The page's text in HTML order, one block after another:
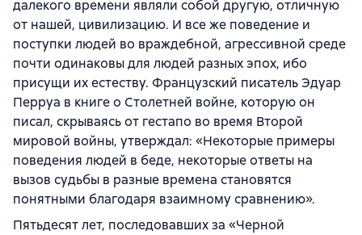
далекого времени являли собой другую, отличную
от нашей, цивилизацию. И все же поведение и
поступки людей во враждебной, агрессивной среде
почти одинаковы для людей разных эпох, ибо
присущи их естеству. Французский писатель Эдуар
Перруа в книге о Столетней войне, которую он
писал, скрываясь от гестапо во время Второй
мировой войны, утверждал: «Некоторые примеры
поведения людей в беде, некоторые ответы на
вызов судьбы в разные времена становятся
понятными благодаря взаимному сравнению».
Пятьдесят лет, последовавших за «Черной